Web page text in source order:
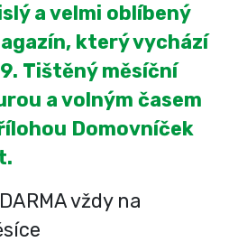
a velmi oblíbený
který vychází
Tištěný měsíční
a volným časem
Domovníček
vždy na